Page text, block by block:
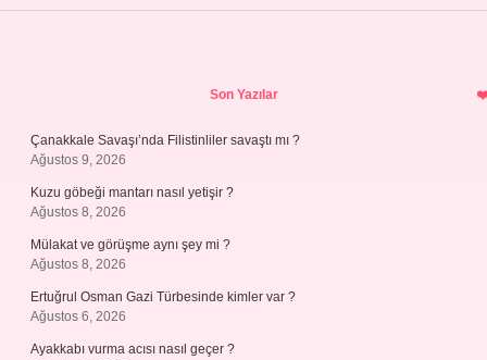
Son Yazılar
Çanakkale Savaşı’nda Filistinliler savaştı mı ?
Ağustos 9, 2026
Kuzu göbeği mantarı nasıl yetişir ?
Ağustos 8, 2026
Mülakat ve görüşme aynı şey mi ?
Ağustos 8, 2026
Ertuğrul Osman Gazi Türbesinde kimler var ?
Ağustos 6, 2026
Ayakkabı vurma acısı nasıl geçer ?